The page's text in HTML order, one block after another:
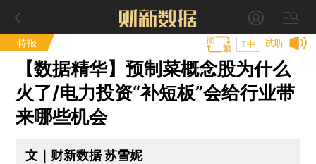
特报 试听
T中
【数据精华】预制菜概念股为什么
火了/电力投资“补短板”会给行业带
来哪些机会
文｜财新数据 苏雪妮